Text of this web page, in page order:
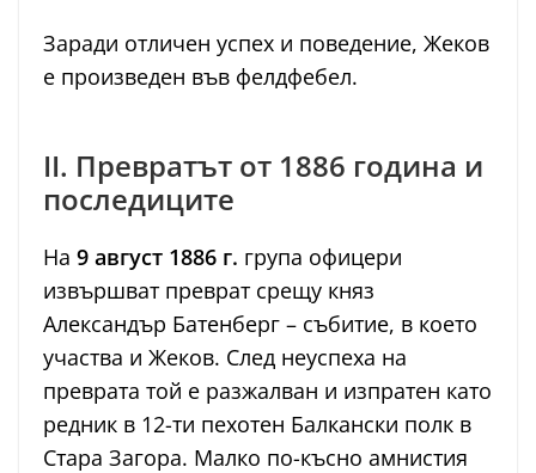
Заради отличен успех и поведение, Жеков
е произведен във фелдфебел.
II. Превратът от 1886 година и
последиците
На 9 август 1886 г. група офицери
извършват преврат срещу княз
Александър Батенберг – събитие, в което
участва и Жеков. След неуспеха на
преврата той е разжалван и изпратен като
редник в 12-ти пехотен Балкански полк в
Стара Загора. Малко по-късно амнистия